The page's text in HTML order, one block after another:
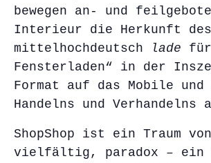
bewegen an- und
Interieur die Herkunft
mittelhochdeutsch
lade
Fensterladen“ in der
Format auf das Mobile und
Handelns und Verhandelns
ShopShop ist ein Traum
vielfältig, paradox – ein